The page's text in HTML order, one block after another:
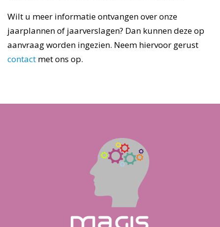
Wilt u meer informatie ontvangen over onze
jaarplannen of jaarverslagen? Dan kunnen deze op
aanvraag worden ingezien. Neem hiervoor gerust
contact met ons op.